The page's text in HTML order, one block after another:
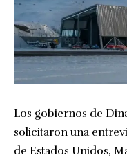
Los gobiernos de
solicitaron una
de Estados Unidos,